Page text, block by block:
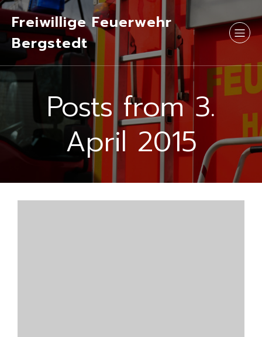
Freiwillige Feuerwehr
Bergstedt
Posts from 3.
April 2015